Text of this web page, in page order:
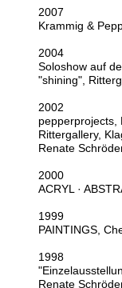
2007
Krammig &
2004
Soloshow auf
"shining",
2002
pepperprojects,
Rittergallery,
Renate
2000
ACRYL ·
1999
PAINTINGS,
1998
Renate